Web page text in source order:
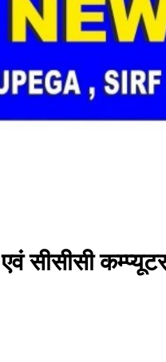
सीसीसी